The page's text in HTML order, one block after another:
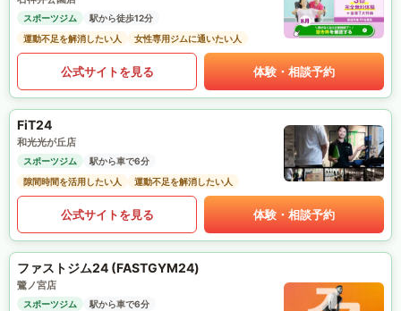
スポーツジム
駅から徒歩12分
運動不足を解消したい人
女性専用ジムに通いたい人
公式サイトを見る 体験・相談予約
FiT24
和光光が丘店
スポーツジム
駅から車で6分
隙間時間を活用したい人
運動不足を解消したい人
公式サイトを見る 体験・相談予約
ファストジム24 (FASTGYM24)
鷺ノ宮店
スポーツジム
駅から車で6分